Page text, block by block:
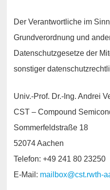
Der Verantwortliche im
Grundverordnung und
Datenschutzgesetze der
sonstiger
Univ.-Prof. Dr.-Ing. Andrei
CST – Compound
Sommerfeldstraße 18
52074 Aachen
Telefon: +49 241 80 23250
E-Mail: mailbox@cst.rwth-